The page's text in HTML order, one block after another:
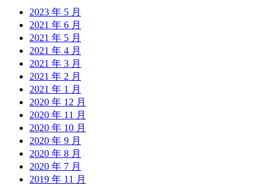
2023 年 5 月
2021 年 6 月
2021 年 5 月
2021 年 4 月
2021 年 3 月
2021 年 2 月
2021 年 1 月
2020 年 12 月
2020 年 11 月
2020 年 10 月
2020 年 9 月
2020 年 8 月
2020 年 7 月
2019 年 11 月